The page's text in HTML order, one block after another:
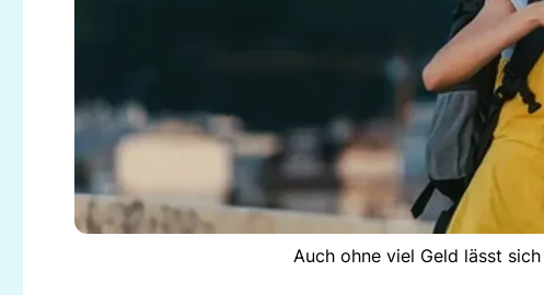
Auch ohne viel Geld lässt